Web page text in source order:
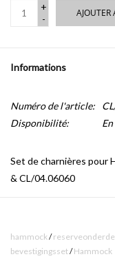
+
-
AJOUTER
Informations
Numéro de l'article:
Disponibilité:
Set de charnières pour
& CL/04.06060
hammock/
bevestigingsset/Hammock